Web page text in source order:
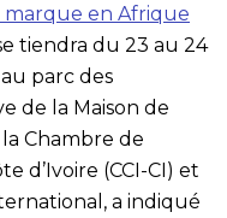
marque en Afrique
tiendra du 23 au 24
parc des
de la Maison de
Chambre de
d’Ivoire (CCI-CI) et
a indiqué